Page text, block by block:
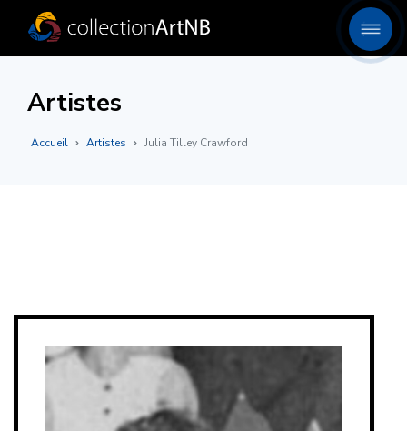
Artistes
Accueil Artistes Julia Tilley Crawford